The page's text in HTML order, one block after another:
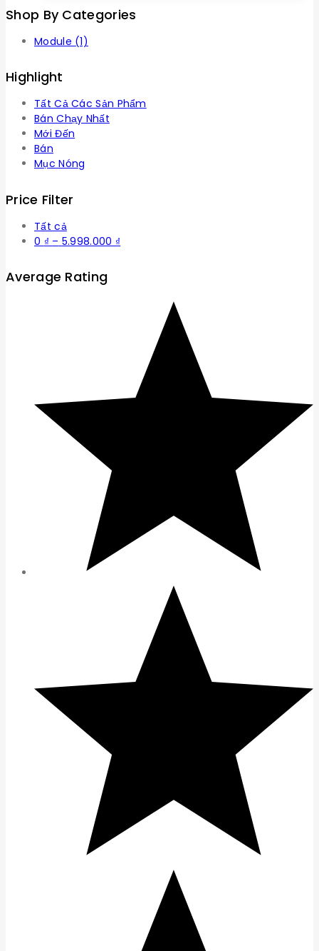
Shop By Categories
Module (1)
Highlight
Tất Cả Các Sản Phẩm
Bán Chạy Nhất
Mới Đến
Bán
Mục Nóng
Price Filter
Tất cả
0 ₫ – 5.998.000 ₫
5.998.000 ₫
Average Rating